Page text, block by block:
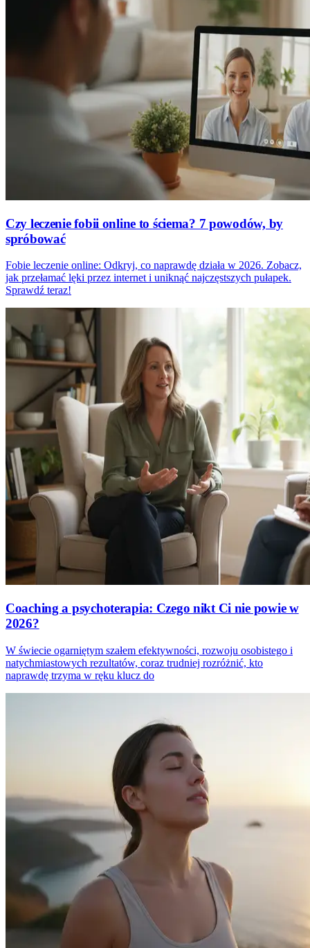
Czy leczenie fobii online to ściema? 7 powodów, by
spróbować
Fobie leczenie online: Odkryj, co naprawdę działa w 2026. Zobacz,
jak przełamać lęki przez internet i uniknąć najczęstszych pułapek.
Sprawdź teraz!
Coaching a psychoterapia: Czego nikt Ci nie powie w
2026?
W świecie ogarniętym szałem efektywności, rozwoju osobistego i
natychmiastowych rezultatów, coraz trudniej rozróżnić, kto
naprawdę trzyma w ręku klucz do